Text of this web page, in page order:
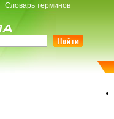
Словарь терминов